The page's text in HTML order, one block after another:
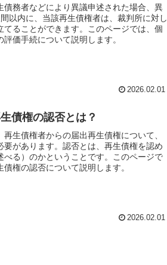
債務者などにより異議申述された場合、異
以内に、当該再生債権者は、裁判所に対し
てることができます。このページでは、個
価手続について説明します。
2026.02.01
債権の認否とは？
生債権者からの届出再生債権について、
要があります。認否とは、再生債権を認め
べる）のかということです。このページで
権の認否について説明します。
2026.02.01